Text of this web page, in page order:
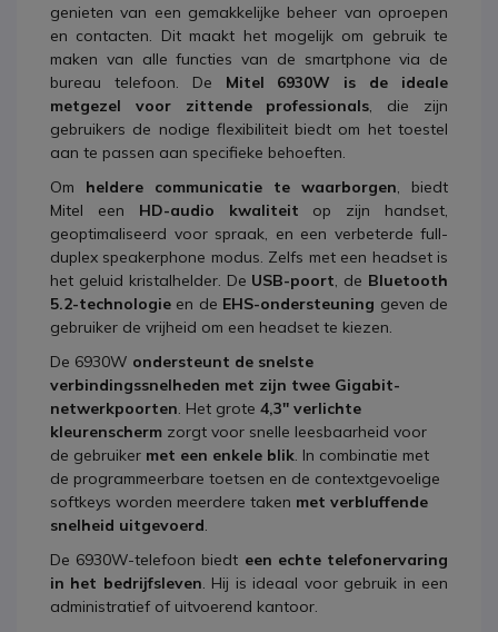
genieten van een gemakkelijke beheer van oproepen
en contacten. Dit maakt het mogelijk om gebruik te
maken van alle functies van de smartphone via de
bureau telefoon. De Mitel 6930W is de ideale
metgezel voor zittende professionals, die zijn
gebruikers de nodige flexibiliteit biedt om het toestel
aan te passen aan specifieke behoeften.
Om heldere communicatie te waarborgen, biedt
Mitel een HD-audio kwaliteit op zijn handset,
geoptimaliseerd voor spraak, en een verbeterde full-
duplex speakerphone modus. Zelfs met een headset is
het geluid kristalhelder. De USB-poort, de Bluetooth
5.2-technologie en de EHS-ondersteuning geven de
gebruiker de vrijheid om een headset te kiezen.
De 6930W ondersteunt de snelste
verbindingssnelheden met zijn twee Gigabit-
netwerkpoorten. Het grote 4,3'' verlichte
kleurenscherm zorgt voor snelle leesbaarheid voor
de gebruiker met een enkele blik. In combinatie met
de programmeerbare toetsen en de contextgevoelige
softkeys worden meerdere taken met verbluffende
snelheid uitgevoerd.
De 6930W-telefoon biedt een echte telefonervaring
in het bedrijfsleven. Hij is ideaal voor gebruik in een
administratief of uitvoerend kantoor.